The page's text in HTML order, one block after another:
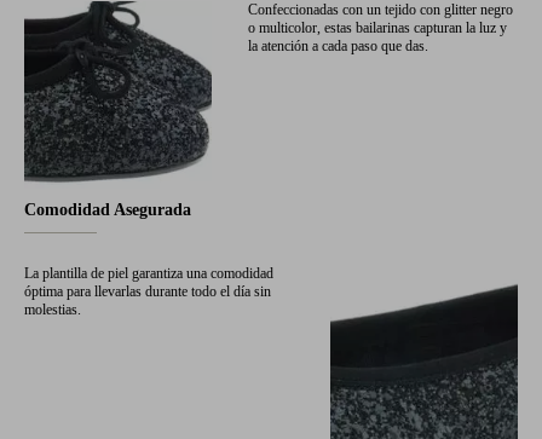
Confeccionadas con un tejido con glitter negro
o multicolor, estas bailarinas capturan la luz y
la atención a cada paso que das.
Comodidad Asegurada
La plantilla de piel garantiza una comodidad
óptima para llevarlas durante todo el día sin
molestias.